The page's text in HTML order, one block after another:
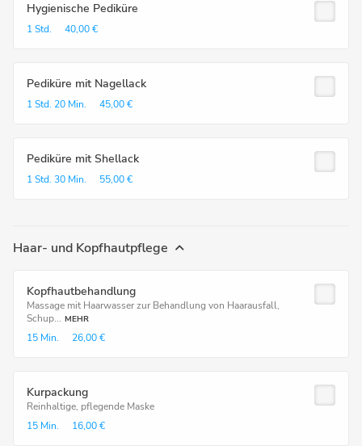
Hygienische Pediküre
1 Std. 40,00 €
Pediküre mit Nagellack
1 Std. 20 Min. 45,00 €
Pediküre mit Shellack
1 Std. 30 Min. 55,00 €
Haar- und Kopfhautpflege
Kopfhautbehandlung
Massage mit Haarwasser zur Behandlung von Haarausfall,
Schup... MEHR
15 Min. 26,00 €
Kurpackung
Reinhaltige, pflegende Maske
15 Min.
16,00 €